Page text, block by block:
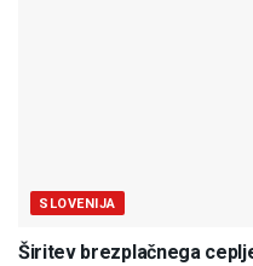
SLOVENIJA
Širitev brezplačnega